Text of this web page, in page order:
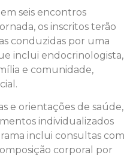
seis encontros
os inscritos terão
conduzidas por uma
inclui endocrinologista,
e comunidade,
e orientações de saúde,
individualizados
inclui consultas com
corporal por